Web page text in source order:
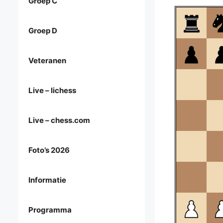
Groep D
Veteranen
Live – lichess
Live – chess.com
Foto’s 2026
Informatie
Programma